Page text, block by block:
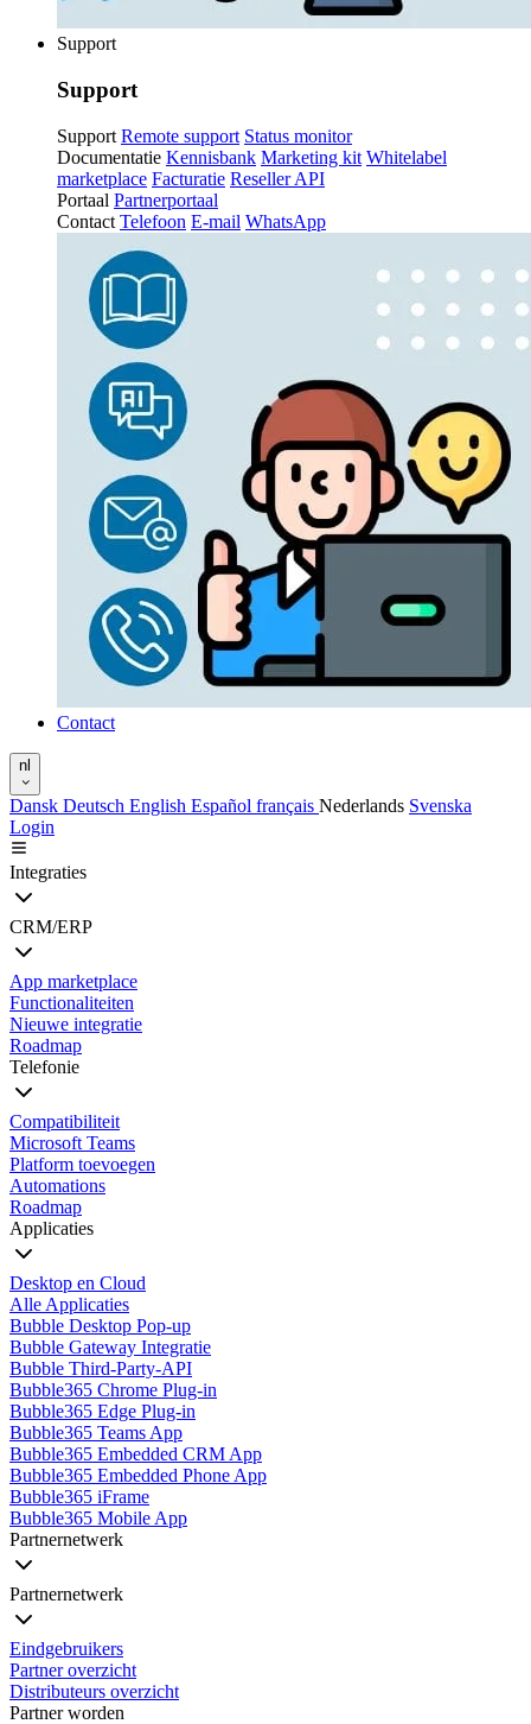
Support
Support
Support Remote support Status monitor
Documentatie Kennisbank Marketing kit Whitelabel
marketplace Facturatie Reseller API
Portaal Partnerportaal
Contact Telefoon E-mail WhatsApp
Contact
nl
Dansk Deutsch English Español français Nederlands Svenska
Login
Integraties
CRM/ERP
App marketplace
Functionaliteiten
Nieuwe integratie
Roadmap
Telefonie
Compatibiliteit
Microsoft Teams
Platform toevoegen
Automations
Roadmap
Applicaties
Desktop en Cloud
Alle Applicaties
Bubble Desktop Pop-up
Bubble Gateway Integratie
Bubble Third-Party-API
Bubble365 Chrome Plug-in
Bubble365 Edge Plug-in
Bubble365 Teams App
Bubble365 Embedded CRM App
Bubble365 Embedded Phone App
Bubble365 iFrame
Bubble365 Mobile App
Partnernetwerk
Partnernetwerk
Eindgebruikers
Partner overzicht
Distributeurs overzicht
Partner worden